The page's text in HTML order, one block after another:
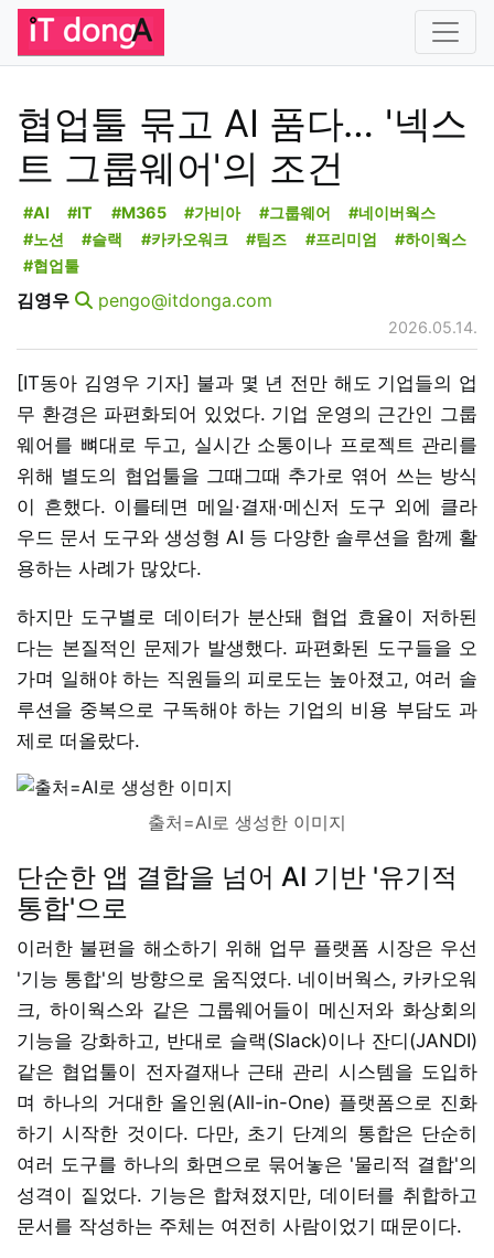
협업툴 묶고 AI 품다… '넥스
트 그룹웨어'의 조건
#AI #IT #M365 #가비아 #그룹웨어
#네이버웍스
#노션
#슬랙 #카카오워크 #팀즈 #프리미엄
#하이웍스
#협업툴
김영우 pengo@itdonga.com
2026.05.14.
[IT동아 김영우 기자] 불과 몇 년 전만 해도 기업들의 업
무 환경은 파편화되어 있었다. 기업 운영의 근간인 그룹
웨어를 뼈대로 두고, 실시간 소통이나 프로젝트 관리를
위해 별도의 협업툴을 그때그때 추가로 엮어 쓰는 방식
이 흔했다. 이를테면 메일·결재·메신저 도구 외에 클라
우드 문서 도구와 생성형 AI 등 다양한 솔루션을 함께 활
용하는 사례가 많았다.
하지만 도구별로 데이터가 분산돼 협업 효율이 저하된
다는 본질적인 문제가 발생했다. 파편화된 도구들을 오
가며 일해야 하는 직원들의 피로도는 높아졌고, 여러 솔
루션을 중복으로 구독해야 하는 기업의 비용 부담도 과
제로 떠올랐다.
출처=AI로 생성한 이미지
단순한 앱 결합을 넘어 AI 기반 '유기적
통합'으로
이러한 불편을 해소하기 위해 업무 플랫폼 시장은 우선
'기능 통합'의 방향으로 움직였다. 네이버웍스, 카카오워
크, 하이웍스와 같은 그룹웨어들이 메신저와 화상회의
기능을 강화하고, 반대로 슬랙(Slack)이나 잔디(JANDI)
같은 협업툴이 전자결재나 근태 관리 시스템을 도입하
며 하나의 거대한 올인원(All-in-One) 플랫폼으로 진화
하기 시작한 것이다. 다만, 초기 단계의 통합은 단순히
여러 도구를 하나의 화면으로 묶어놓은 '물리적 결합'의
성격이 짙었다. 기능은 합쳐졌지만, 데이터를 취합하고
문서를 작성하는 주체는 여전히 사람이었기 때문이다.